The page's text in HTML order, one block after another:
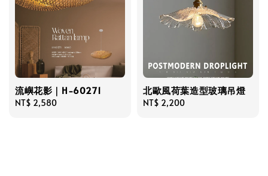
流嶼花影｜H-60271
Regular
NT$ 2,580
北歐風荷葉造型玻璃吊燈
Regular
NT$ 2,200